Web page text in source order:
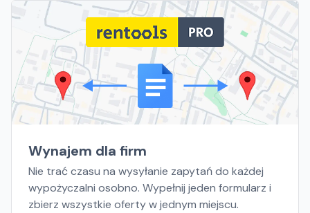
Wynajem dla firm
Nie trać czasu na wysyłanie zapytań do każdej
wypożyczalni osobno. Wypełnij jeden formularz i
zbierz wszystkie oferty w jednym miejscu.